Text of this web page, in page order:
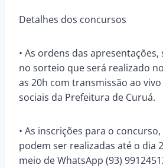
Detalhes dos concursos
• As ordens das
no sorteio que será realizado
as 20h com transmissão ao
sociais da Prefeitura de Curuá.
• As inscrições para o
podem ser realizadas até o dia
meio de WhatsApp (93)